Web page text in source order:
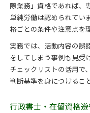
際業務」資格であれば、
単純労働は認められてい
格ごとの条件や注意点を
実務では、活動内容の誤
をしてしまう事例も見受
チェックリストの活用で
判断基準を身につけるこ
行政書士・在留資格